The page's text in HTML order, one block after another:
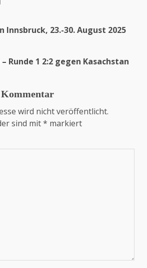
Innsbruck, 23.-30. August 2025
Runde 1 2:2 gegen Kasachstan
Kommentar
wird nicht veröffentlicht.
sind mit* markiert